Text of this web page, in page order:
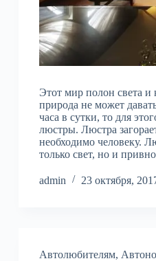
Этот мир полон света и
природа не может
часа в сутки, то для
люстры. Люстра
необходимо человеку.
только свет, но и
admin 23 октября,
Автолюбителям,